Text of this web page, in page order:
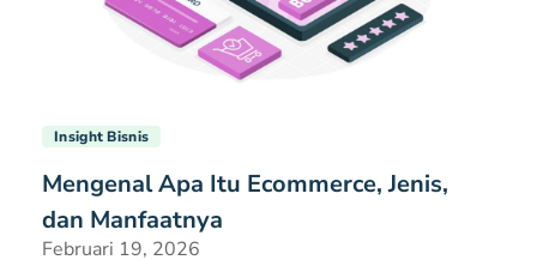
Insight Bisnis
Mengenal Apa Itu Ecommerce, Jenis,
dan Manfaatnya
Februari 19, 2026